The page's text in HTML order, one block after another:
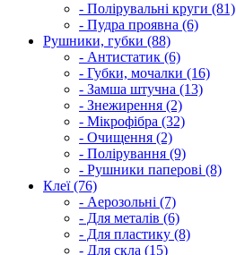
- Полірувальні круги (81)
- Пудра проявна (6)
Рушники, губки (88)
- Антистатик (6)
- Губки, мочалки (16)
- Замша штучна (13)
- Знежирення (2)
- Мікрофібра (32)
- Очищення (2)
- Полірування (9)
- Рушники паперові (8)
Клеї (76)
- Аерозольні (7)
- Для металів (6)
- Для пластику (8)
- Для скла (15)